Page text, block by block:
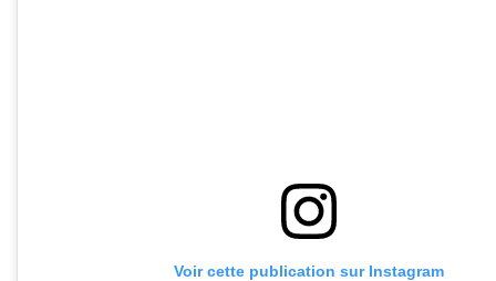
Voir cette publication sur Instagram